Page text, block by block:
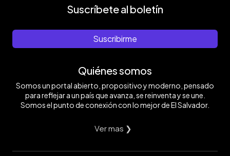
Suscríbete al boletín
Suscribirme
Quiénes somos
Somos un portal abierto, propositivo y moderno, pensado
para reflejar a un país que avanza, se reinventa y se une.
Somos el punto de conexión con lo mejor de El Salvador.
Ver mas ❯